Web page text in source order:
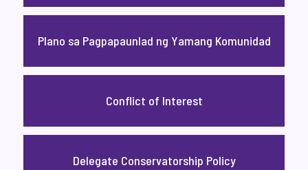
Plano sa Pagpapaunlad ng Yamang Komunidad
Conflict of Interest
Delegate Conservatorship Policy